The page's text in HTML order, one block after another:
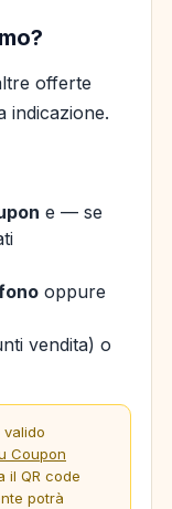
offerte
indicazione.
e — se
oppure
vendita) o
Coupon
il QR code
potrà